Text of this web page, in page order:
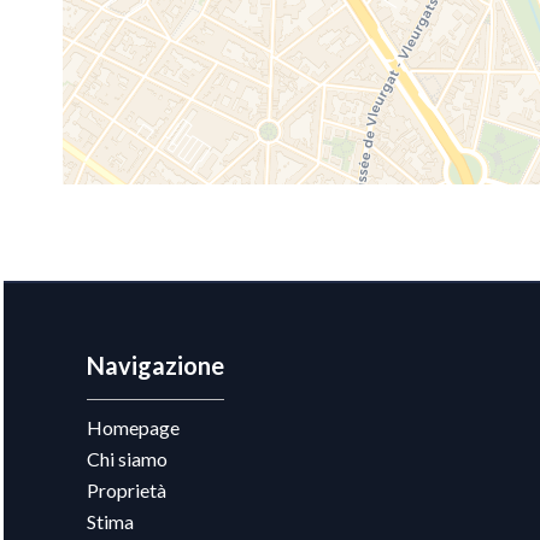
Navigazione
Homepage
Chi siamo
Proprietà
Stima